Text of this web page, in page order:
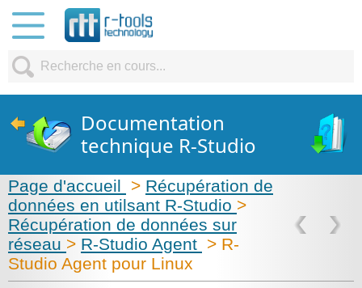
Documentation
technique R-Studio
Page d'accueil > Récupération de
données en utilsant R-Studio >
Récupération de données sur
réseau > R-Studio Agent > R-
Studio Agent pour Linux